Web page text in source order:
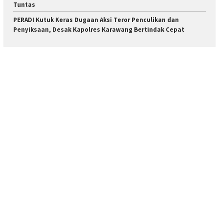
Tuntas
PERADI Kutuk Keras Dugaan Aksi Teror Penculikan dan
Penyiksaan, Desak Kapolres Karawang Bertindak Cepat